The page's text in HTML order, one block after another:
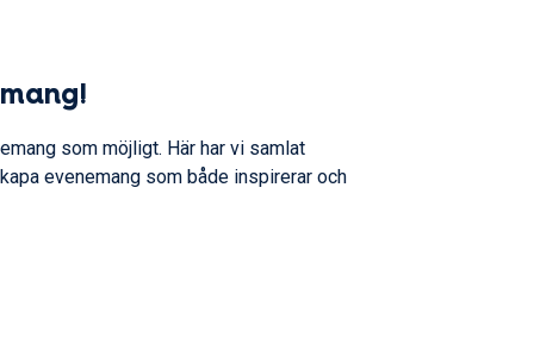
som möjligt. Här har vi samlat
evenemang som både inspirerar och